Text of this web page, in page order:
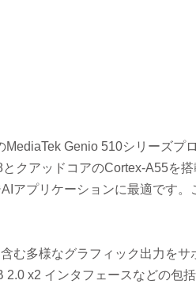
MediaTek Genio 510シリーズプ
クアッドコアのCortex-A55を
アプリケーションに最適です
む多様なグラフィック出力を
2.0 x2 インタフェースなどの包